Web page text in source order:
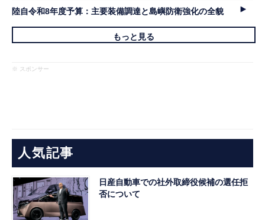
陸自令和8年度予算：主要装備調達と島嶼防衛強化の全貌
もっと見る
※ スポンサー
人気記事
日産自動車での社外取締役候補の選任拒
否について